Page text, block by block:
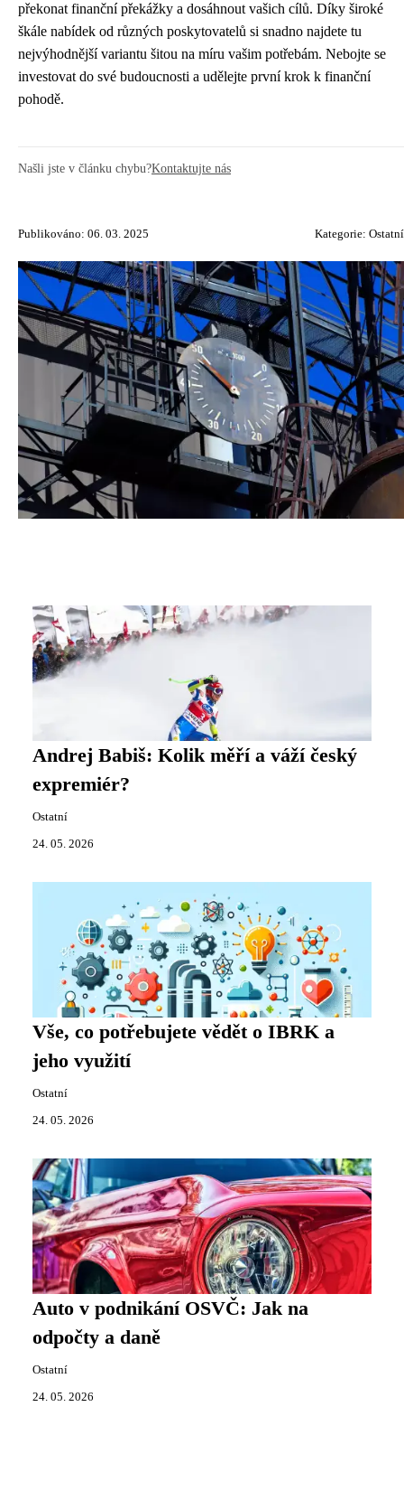
překonat finanční překážky a dosáhnout vašich cílů. Díky široké
škále nabídek od různých poskytovatelů si snadno najdete tu
nejvýhodnější variantu šitou na míru vašim potřebám. Nebojte se
investovat do své budoucnosti a udělejte první krok k finanční
pohodě.
Našli jste v článku chybu?Kontaktujte nás
Publikováno: 06. 03. 2025 Kategorie: Ostatní
Andrej Babiš: Kolik měří a váží český
expremiér?
Ostatní
24. 05. 2026
Vše, co potřebujete vědět o IBRK a
jeho využití
Ostatní
24. 05. 2026
Auto v podnikání OSVČ: Jak na
odpočty a daně
Ostatní
24. 05. 2026